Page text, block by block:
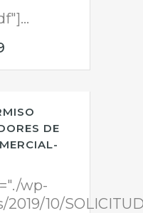
DE
wp-
10/